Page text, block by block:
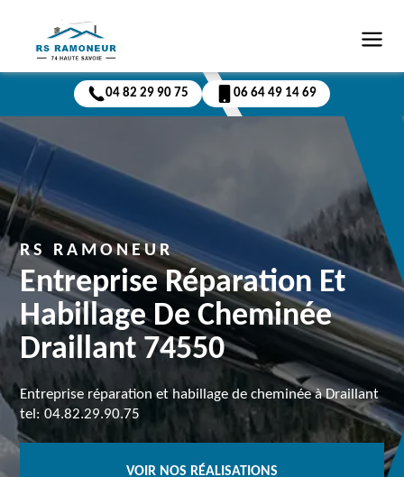
04 82 29 90 75 06 64 49 14 69
RS RAMONEUR
Entreprise Réparation Et
Habillage De Cheminée
Draillant 74550
Entreprise réparation et habillage de cheminée à Draillant
tel: 04.82.29.90.75
VOIR NOS RÉALISATIONS